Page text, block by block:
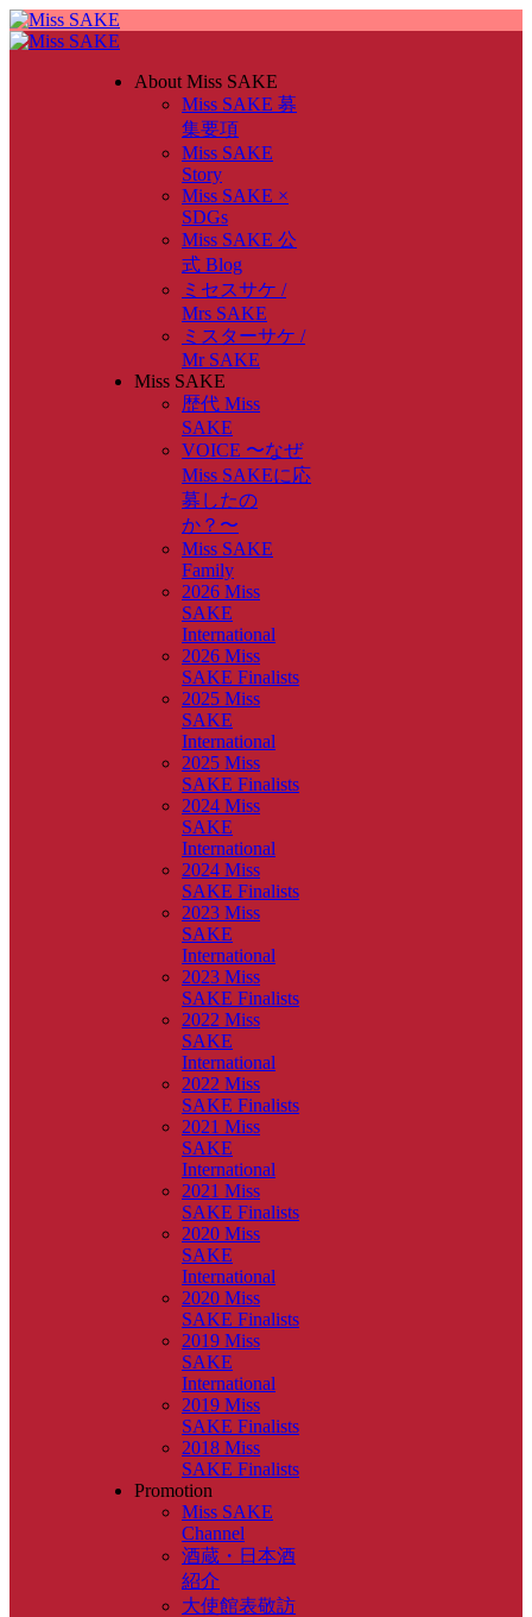
About Miss SAKE
Miss SAKE 募
集要項
Miss SAKE
Story
Miss SAKE ×
SDGs
Miss SAKE 公
式 Blog
ミセスサケ /
Mrs SAKE
ミスターサケ /
Mr SAKE
Miss SAKE
歴代 Miss
SAKE
VOICE 〜なぜ
Miss SAKEに応
募したの
か？〜
Miss SAKE
Family
2026 Miss
SAKE
International
2026 Miss
SAKE Finalists
2025 Miss
SAKE
International
2025 Miss
SAKE Finalists
2024 Miss
SAKE
International
2024 Miss
SAKE Finalists
2023 Miss
SAKE
International
2023 Miss
SAKE Finalists
2022 Miss
SAKE
International
2022 Miss
SAKE Finalists
2021 Miss
SAKE
International
2021 Miss
SAKE Finalists
2020 Miss
SAKE
International
2020 Miss
SAKE Finalists
2019 Miss
SAKE
International
2019 Miss
SAKE Finalists
2018 Miss
SAKE Finalists
Promotion
Miss SAKE
Channel
酒蔵・日本酒
紹介
大使館表敬訪